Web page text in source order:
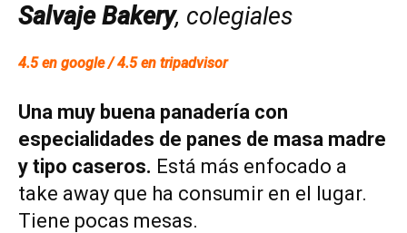
Salvaje Bakery, colegiales
4.5 en google / 4.5 en tripadvisor
Una muy buena panadería con
especialidades de panes de masa madre
y tipo caseros. Está más enfocado a
take away que ha consumir en el lugar.
Tiene pocas mesas.